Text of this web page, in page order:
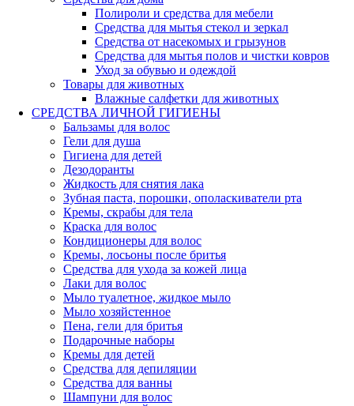
Полироли и средства для мебели
Средства для мытья стекол и зеркал
Средства от насекомых и грызунов
Средства для мытья полов и чистки ковров
Уход за обувью и одеждой
Товары для животных
Влажные салфетки для животных
СРЕДСТВА ЛИЧНОЙ ГИГИЕНЫ
Бальзамы для волос
Гели для душа
Гигиена для детей
Дезодоранты
Жидкость для снятия лака
Зубная паста, порошки, ополаскиватели рта
Кремы, скрабы для тела
Краска для волос
Кондиционеры для волос
Кремы, лосьоны после бритья
Средства для ухода за кожей лица
Лаки для волос
Мыло туалетное, жидкое мыло
Мыло хозяйстенное
Пена, гели для бритья
Подарочные наборы
Кремы для детей
Средства для депиляции
Средства для ванны
Шампуни для волос